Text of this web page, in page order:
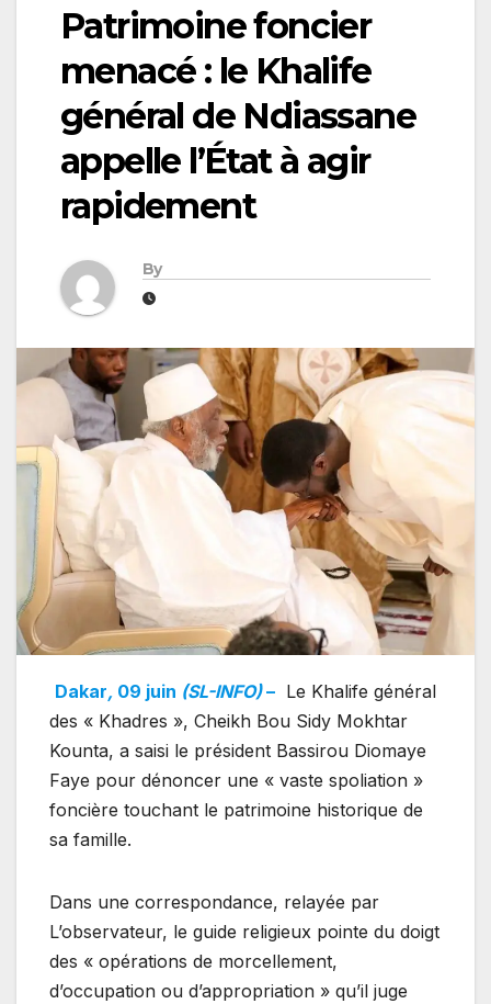
Patrimoine foncier
menacé : le Khalife
général de Ndiassane
appelle l’État à agir
rapidement
By
Dakar, 09 juin (SL-INFO)– Le Khalife général
des « Khadres », Cheikh Bou Sidy Mokhtar
Kounta, a saisi le président Bassirou Diomaye
Faye pour dénoncer une « vaste spoliation »
foncière touchant le patrimoine historique de
sa famille.
Dans une correspondance, relayée par
L’observateur, le guide religieux pointe du doigt
des « opérations de morcellement,
d’occupation ou d’appropriation » qu’il juge